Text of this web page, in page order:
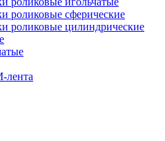
роликовые сферические
роликовые цилиндрические
лента